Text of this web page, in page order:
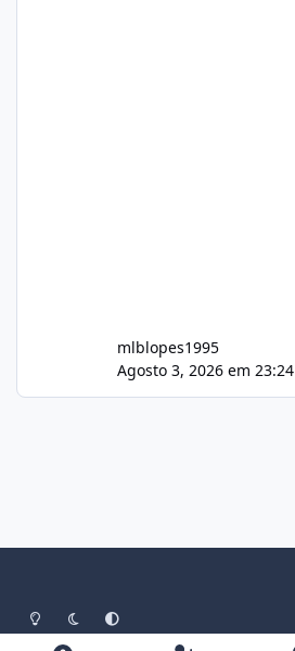
mlblopes1995
Agosto 3, 2026 em 23:24
Light ModeDark ModeSystem Preference